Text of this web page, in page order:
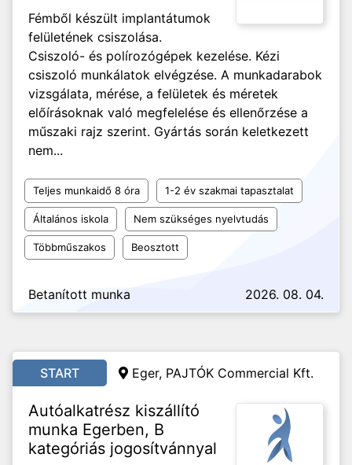
Fémből készült implantátumok
felületének csiszolása.
Csiszoló- és polírozógépek kezelése. Kézi
csiszoló munkálatok elvégzése. A munkadarabok
vizsgálata, mérése, a felületek és méretek
előírásoknak való megfelelése és ellenőrzése a
műszaki rajz szerint. Gyártás során keletkezett
nem...
Teljes munkaidő 8 óra 1-2 év szakmai tapasztalat
Általános iskola Nem szükséges nyelvtudás
Többműszakos Beosztott
Betanított munka 2026. 08. 04.
START Eger, PAJTÓK Commercial Kft.
Autóalkatrész kiszállító
munka Egerben, B
kategóriás jogosítvánnyal